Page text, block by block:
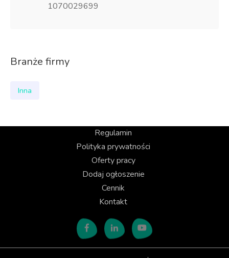
1070029699
Branże firmy
Inna
Regulamin
Polityka prywatności
Oferty pracy
Dodaj ogłoszenie
Cennik
Kontakt